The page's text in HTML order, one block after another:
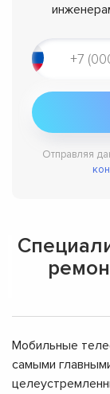
Отправляя
Мобильные
самыми